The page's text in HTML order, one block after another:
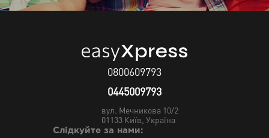
0800609793
0445009793
вул. Мечникова 10/2
01133 Київ, Україна
Слідкуйте за нами: